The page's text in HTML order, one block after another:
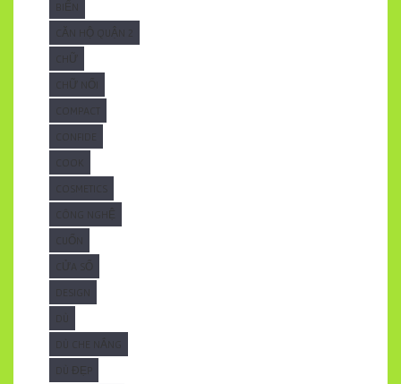
COMPACT
COSMETICS
CỬA SỔ
DÙ ĐẸP